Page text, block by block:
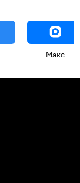
Макс